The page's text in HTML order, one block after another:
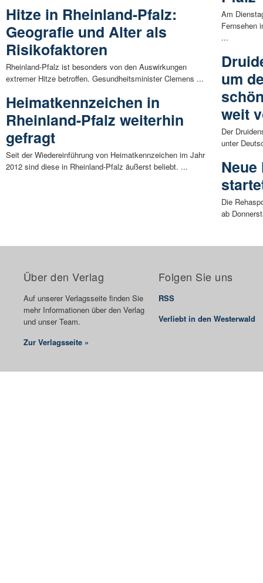
Hitze in Rheinland-Pfalz:
Geografie und Alter als
Risikofaktoren
Rheinland-Pfalz ist besonders von den Auswirkungen
extremer Hitze betroffen. Gesundheitsminister Clemens ...
Heimatkennzeichen in
Rheinland-Pfalz weiterhin
gefragt
Seit der Wiedereinführung von Heimatkennzeichen im Jahr
2012 sind diese in Rheinland-Pfalz äußerst beliebt. ...
Am
Fernsehen
...
um
weit
Der
unter
Die
ab
Über den Verlag
Auf unserer Verlagsseite finden Sie
mehr Informationen über den Verlag
und unser Team.
Zur Verlagsseite »
Folgen Sie uns
RSS
Verliebt in den Westerwald